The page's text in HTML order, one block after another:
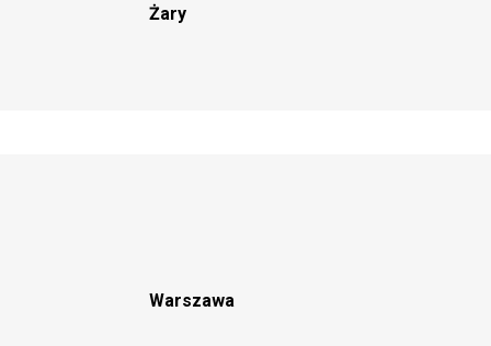
Żary
Warszawa